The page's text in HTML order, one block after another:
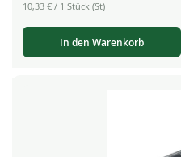
10,33 € / 1 Stück (St)
In den Warenkorb